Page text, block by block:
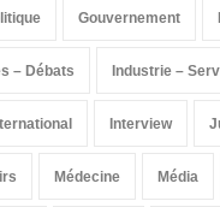
Gouvernement
– Débats Industrie –
Interview
Médecine Média